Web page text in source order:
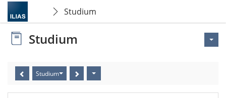
Studium
Studium
Studium